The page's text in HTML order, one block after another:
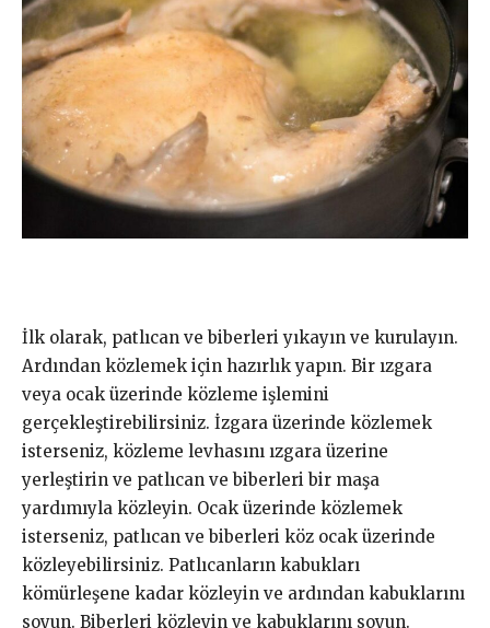
İlk olarak, patlıcan ve biberleri yıkayın ve kurulayın.
Ardından közlemek için hazırlık yapın. Bir ızgara
veya ocak üzerinde közleme işlemini
gerçekleştirebilirsiniz. İzgara üzerinde közlemek
isterseniz, közleme levhasını ızgara üzerine
yerleştirin ve patlıcan ve biberleri bir maşa
yardımıyla közleyin. Ocak üzerinde közlemek
isterseniz, patlıcan ve biberleri köz ocak üzerinde
közleyebilirsiniz. Patlıcanların kabukları
kömürleşene kadar közleyin ve ardından kabuklarını
soyun. Biberleri közleyin ve kabuklarını soyun.